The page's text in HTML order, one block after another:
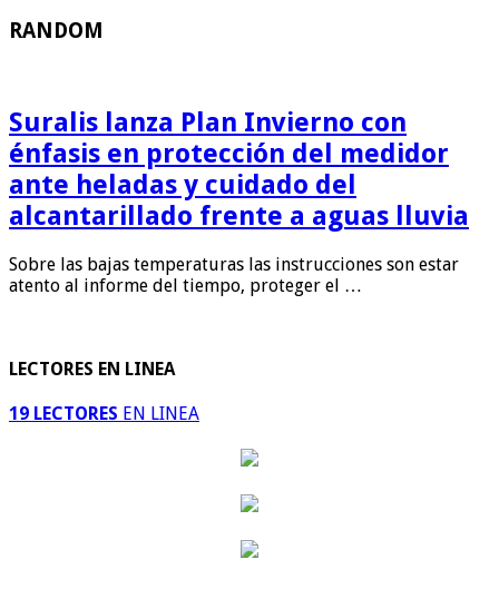
RANDOM
Suralis lanza Plan Invierno con
énfasis en protección del medidor
ante heladas y cuidado del
alcantarillado frente a aguas lluvia
Sobre las bajas temperaturas las instrucciones son estar
atento al informe del tiempo, proteger el …
LECTORES EN LINEA
19 LECTORES EN LINEA